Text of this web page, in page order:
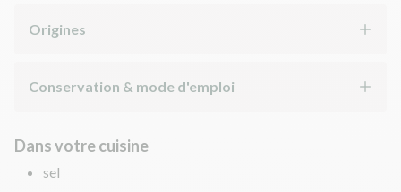
Origines
Conservation & mode d'emploi
Dans votre cuisine
sel